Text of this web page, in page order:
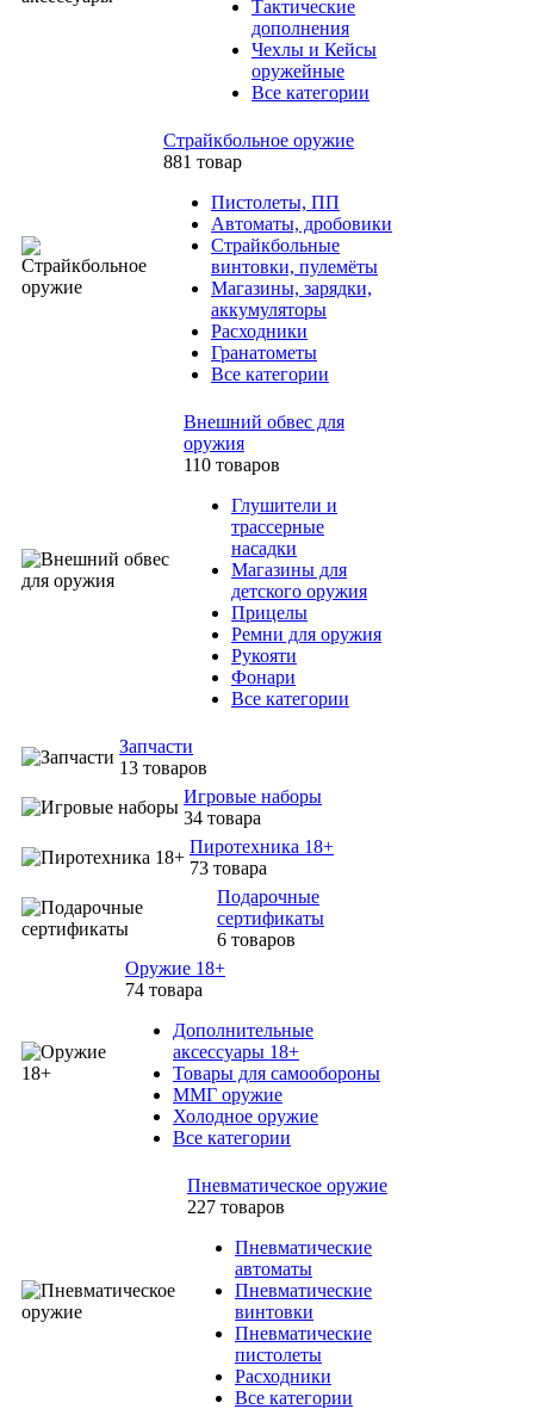
Тактические
дополнения
Чехлы и Кейсы
оружейные
Все категории
Страйкбольное оружие
881 товар
Пистолеты, ПП
Автоматы, дробовики
Страйкбольные
винтовки, пулемёты
Магазины, зарядки,
аккумуляторы
Расходники
Гранатометы
Все категории
Внешний обвес для
оружия
110 товаров
Глушители и
трассерные
насадки
Магазины для
детского оружия
Прицелы
Ремни для оружия
Рукояти
Фонари
Все категории
Запчасти
13 товаров
Игровые наборы
34 товара
Пиротехника 18+
73 товара
Подарочные
сертификаты
6 товаров
Оружие 18+
74 товара
Дополнительные
аксессуары 18+
Товары для самообороны
ММГ оружие
Холодное оружие
Все категории
Пневматическое оружие
227 товаров
Пневматические
автоматы
Пневматические
винтовки
Пневматические
пистолеты
Расходники
Все категории